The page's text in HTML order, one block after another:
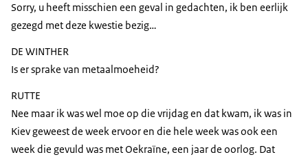
Sorry, u heeft misschien een geval in gedachten, ik ben eerlijk
gezegd met deze kwestie bezig…
DE WINTHER
Is er sprake van metaalmoeheid?
RUTTE
Nee maar ik was wel moe op die vrijdag en dat kwam, ik was in
Kiev geweest de week ervoor en die hele week was ook een
week die gevuld was met Oekraïne, een jaar de oorlog. Dat